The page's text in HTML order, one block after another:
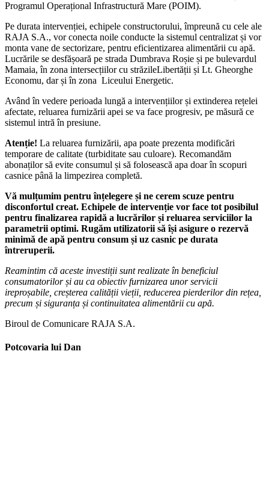
Programul Operațional Infrastructură Mare (POIM).
Pe durata intervenției, echipele constructorului, împreună cu cele ale
RAJA S.A., vor conecta noile conducte la sistemul centralizat și vor
monta vane de sectorizare, pentru eficientizarea alimentării cu apă.
Lucrările se desfășoară pe strada Dumbrava Roșie și pe bulevardul
Mamaia, în zona intersecțiilor cu străzileLibertății și Lt. Gheorghe
Economu, dar și în zona Liceului Energetic.
Având în vedere perioada lungă a intervențiilor și extinderea rețelei
afectate, reluarea furnizării apei se va face progresiv, pe măsură ce
sistemul intră în presiune.
Atenție! La reluarea furnizării, apa poate prezenta modificări
temporare de calitate (turbiditate sau culoare). Recomandăm
abonaților să evite consumul și să folosească apa doar în scopuri
casnice până la limpezirea completă.
Vă mulțumim pentru înțelegere și ne cerem scuze pentru
disconfortul creat. Echipele de intervenție vor face tot posibilul
pentru finalizarea rapidă a lucrărilor și reluarea serviciilor la
parametrii optimi. Rugăm utilizatorii să își asigure o rezervă
minimă de apă pentru consum și uz casnic pe durata
întreruperii.
Reamintim că aceste investiții sunt realizate în beneficiul
consumatorilor și au ca obiectiv furnizarea unor servicii
ireproșabile, creșterea calității vieții, reducerea pierderilor din rețea,
precum și siguranța și continuitatea alimentării cu apă.
Biroul de Comunicare RAJA S.A.
Potcovaria lui Dan